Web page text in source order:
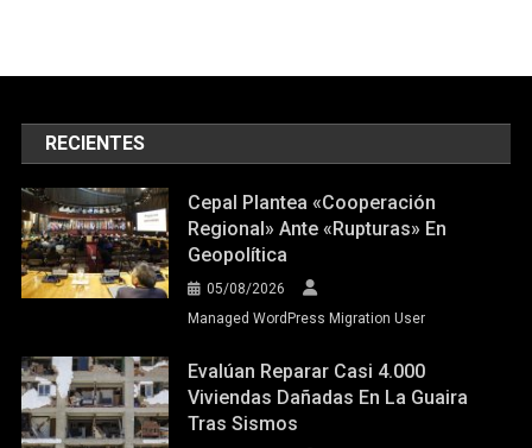
RECIENTES
Cepal Plantea «cooperación
Regional» Ante «rupturas» En
Geopolítica
05/08/2026
Managed WordPress Migration User
Evalúan Reparar Casi 4.000
Viviendas Dañadas En La Guaira
Tras Sismos